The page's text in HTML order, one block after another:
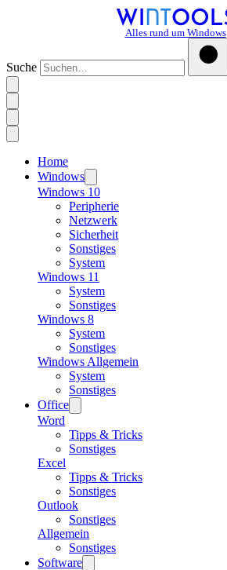
Alles rund um Windows
Suche
Home
Windows
Windows 10
Peripherie
Netzwerk
Sicherheit
Sonstiges
System
Windows 11
System
Sonstiges
Windows 8
System
Sonstiges
Windows Allgemein
System
Sonstiges
Office
Word
Tipps & Tricks
Sonstiges
Excel
Tipps & Tricks
Sonstiges
Outlook
Sonstiges
Allgemein
Sonstiges
Software